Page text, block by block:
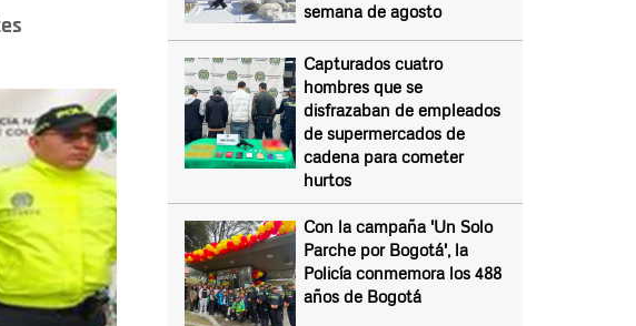
semana de agosto
Capturados cuatro
hombres que se
disfrazaban de empleados
de supermercados de
cadena para cometer
hurtos
Con la campaña 'Un Solo
Parche por Bogotá', la
Policía conmemora los 488
años de Bogotá